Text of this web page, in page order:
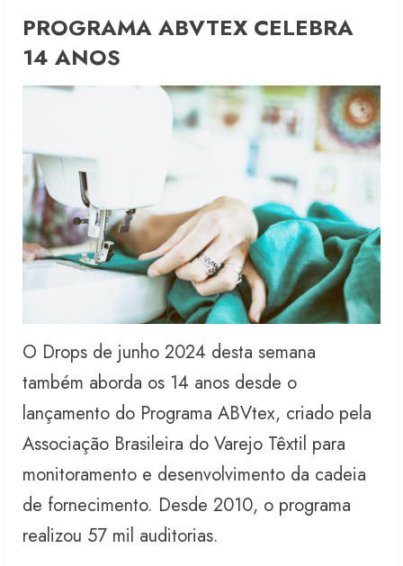
PROGRAMA ABVTEX CELEBRA
14 ANOS
O Drops de junho 2024 desta semana
também aborda os 14 anos desde o
lançamento do Programa ABVtex, criado pela
Associação Brasileira do Varejo Têxtil para
monitoramento e desenvolvimento da cadeia
de fornecimento. Desde 2010, o programa
realizou 57 mil auditorias.